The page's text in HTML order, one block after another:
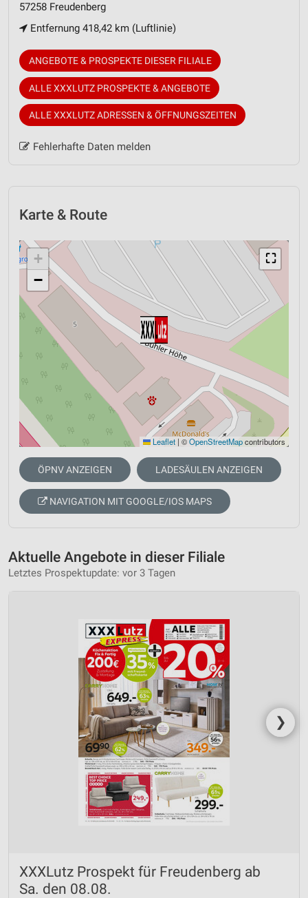
57258 Freudenberg
Entfernung 418,42 km (Luftlinie)
ANGEBOTE & PROSPEKTE DIESER FILIALE
ALLE XXXLUTZ PROSPEKTE & ANGEBOTE
ALLE XXXLUTZ ADRESSEN & ÖFFNUNGSZEITEN
Fehlerhafte Daten melden
Karte & Route
⛶
+
−
Leaflet | ©OpenStreetMapcontributors
ÖPNV ANZEIGEN LADESÄULEN ANZEIGEN
NAVIGATION MIT GOOGLE/IOS MAPS
Aktuelle Angebote in dieser Filiale
Letztes Prospektupdate: vor 3 Tagen
❯
XXXLutz Prospekt für Freudenberg ab
Sa. den 08.08.